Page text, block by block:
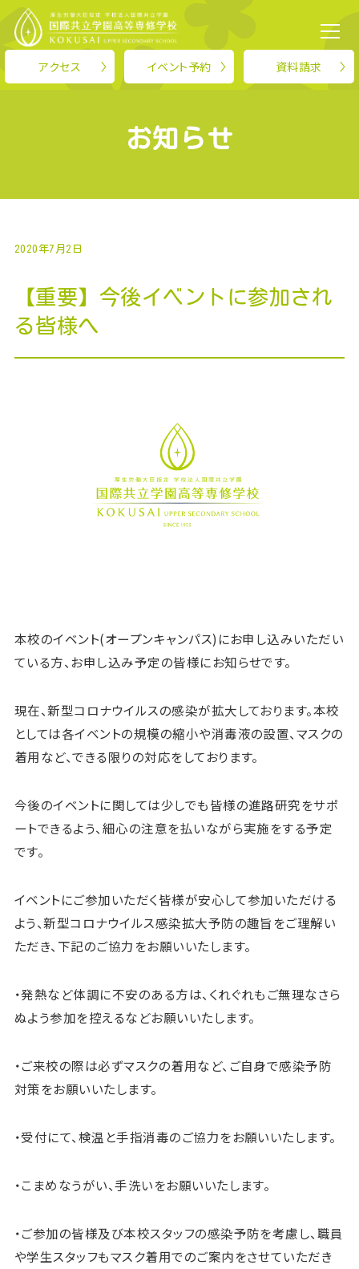
スクールライフ
入学案内
アクセス イベント予約 資料請求
お知らせ
>お知らせ> 【重要】今後イベントに参加される皆様へ
2020年7月2日
【重要】今後イベントに参加され
る皆様へ
本校のイベント(オープンキャンパス)にお申し込みいただい
ている方、お申し込み予定の皆様にお知らせです。
現在、新型コロナウイルスの感染が拡大しております。本校
としては各イベントの規模の縮小や消毒液の設置、マスクの
着用など、できる限りの対応をしております。
今後のイベントに関しては少しでも皆様の進路研究をサポ
ートできるよう、細心の注意を払いながら実施をする予定
です。
イベントにご参加いただく皆様が安心して参加いただける
よう、新型コロナウイルス感染拡大予防の趣旨をご理解い
ただき、下記のご協力をお願いいたします。
・発熱など体調に不安のある方は、くれぐれもご無理なさら
ぬよう参加を控えるなどお願いいたします。
・ご来校の際は必ずマスクの着用など、ご自身で感染予防
対策をお願いいたします。
・受付にて、検温と手指消毒のご協力をお願いいたします。
・こまめなうがい、手洗いをお願いいたします。
・ご参加の皆様及び本校スタッフの感染予防を考慮し、職員
や学生スタッフもマスク着用でのご案内をさせていただき